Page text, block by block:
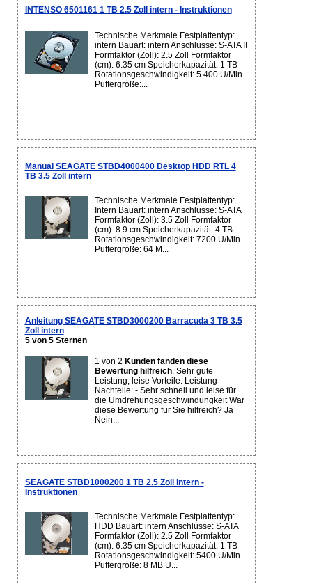
INTENSO 6501161 1 TB 2.5 Zoll intern - Instruktionen
Technische Merkmale Festplattentyp:
intern Bauart: intern Anschlüsse: S-ATA II
Formfaktor (Zoll): 2.5 Zoll Formfaktor
(cm): 6.35 cm Speicherkapazität: 1 TB
Rotationsgeschwindigkeit: 5.400 U/Min.
Puffergröße:...
Manual SEAGATE STBD4000400 Desktop HDD RTL 4
TB 3.5 Zoll intern
Technische Merkmale Festplattentyp:
Intern Bauart: intern Anschlüsse: S-ATA
Formfaktor (Zoll): 3.5 Zoll Formfaktor
(cm): 8.9 cm Speicherkapazität: 4 TB
Rotationsgeschwindigkeit: 7200 U/Min.
Puffergröße: 64 M...
Anleitung SEAGATE STBD3000200 Barracuda 3 TB 3.5
Zoll intern
5 von 5 Sternen
1 von 2 Kunden fanden diese
Bewertung hilfreich. Sehr gute
Leistung, leise Vorteile: Leistung
Nachteile: - Sehr schnell und leise für
die Umdrehungsgeschwindungkeit War
diese Bewertung für Sie hilfreich? Ja
Nein...
SEAGATE STBD1000200 1 TB 2.5 Zoll intern -
Instruktionen
Technische Merkmale Festplattentyp:
HDD Bauart: intern Anschlüsse: S-ATA
Formfaktor (Zoll): 2.5 Zoll Formfaktor
(cm): 6.35 cm Speicherkapazität: 1 TB
Rotationsgeschwindigkeit: 5400 U/Min.
Puffergröße: 8 MB U...